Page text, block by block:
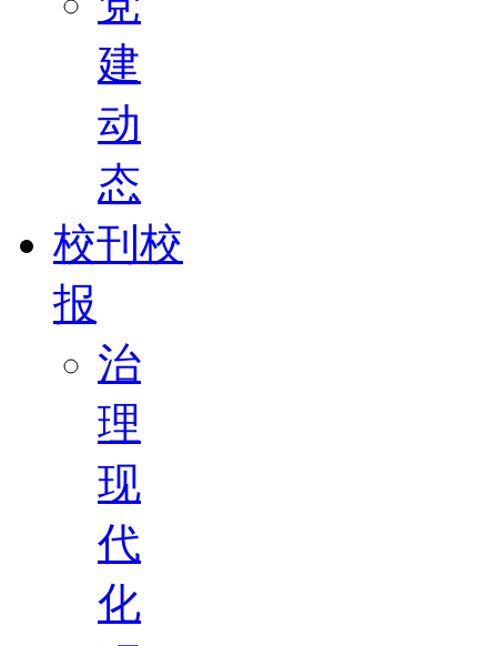
建
动
态
校刊校
报
治
理
现
代
化